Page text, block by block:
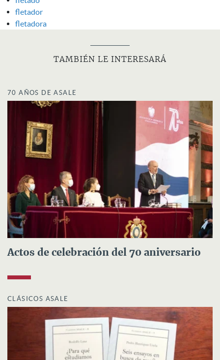
fletador
fletadora
TAMBIÉN LE INTERESARÁ
70 AÑOS DE ASALE
Actos de celebración del 70 aniversario
CLÁSICOS ASALE